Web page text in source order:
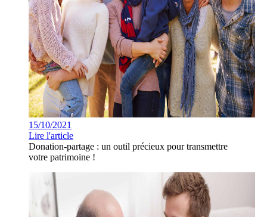
15/10/2021
Lire l'article
Donation-partage : un outil précieux pour transmettre
votre patrimoine !